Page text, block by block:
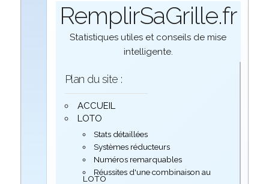
RemplirSaGrille.fr
Statistiques utiles et conseils de mise
intelligente.
Plan du site :
ACCUEIL
LOTO
Stats détaillées
Systèmes réducteurs
Numéros remarquables
Réussites d'une combinaison au
LOTO